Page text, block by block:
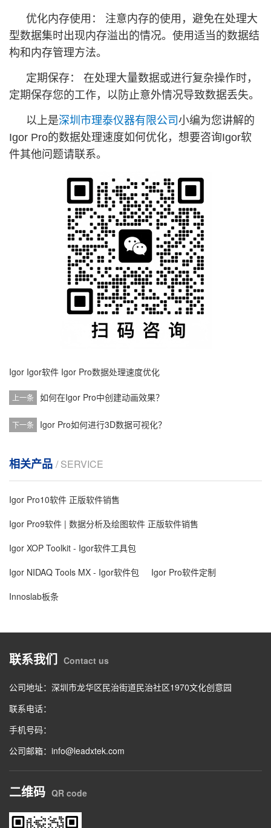
优化内存使用： 注意内存的使用，避免在处理大
型数据集时出现内存溢出的情况。使用适当的数据结
构和内存管理方法。
定期保存： 在处理大量数据或进行复杂操作时，
定期保存您的工作，以防止意外情况导致数据丢失。
以上是深圳市理泰仪器有限公司 小编为您讲解的
Igor Pro的数据处理速度如何优化，想要咨询Igor软
件其他问题请联系。
Igor Igor软件 Igor Pro数据处理速度优化
上一条 如何在Igor Pro中创建动画效果？
下一条 Igor Pro如何进行3D数据可视化？
相关产品 / SERVICE
Igor Pro10软件 正版软件销售
Igor Pro9软件 | 数据分析及绘图软件 正版软件销售
Igor XOP Toolkit - Igor软件工具包
Igor NIDAQ Tools MX - Igor软件包
Igor Pro软件定制
Innoslab板条
联系我们 Contact us
公司地址：深圳市龙华区民治街道民治社区1970文化创意园
联系电话：
手机号码：
公司邮箱：info@leadxtek.com
二维码 QR code